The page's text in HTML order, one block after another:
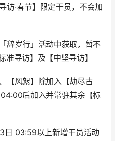
·春节】限定干员，不会加
辞岁行」活动中获取，暂不
准寻访】及【中坚寻访】
【风絮】除加入【劫尽古
后加入并常驻其余【标
03:59以上新增干员活动